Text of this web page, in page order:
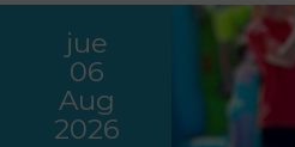
jue
06
Aug
2026